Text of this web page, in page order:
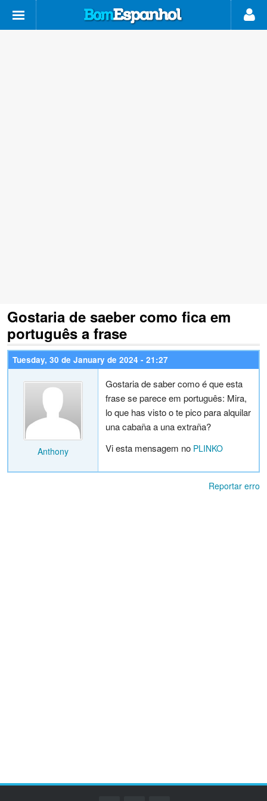
Gostaria de saeber como fica em
português a frase
Tuesday, 30 de January de 2024 - 21:27
Anthony
Gostaria de saber como é que esta
frase se parece em português: Mira,
lo que has visto o te pico para alquilar
una cabaña a una extraña?
Vi esta mensagem no PLINKO
Reportar erro